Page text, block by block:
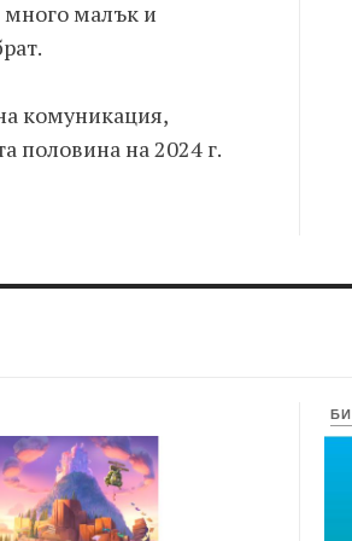
малък и
комуникация,
половина на 2024 г.